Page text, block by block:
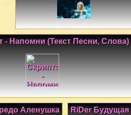
- Напомни (Текст Песни, Слова)
RiDer Будущая
Аленушка